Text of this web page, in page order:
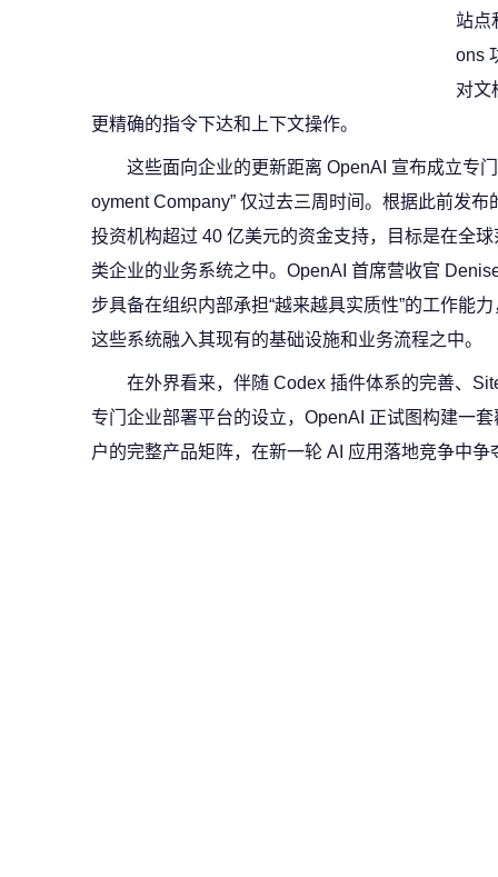
站点
ons
对文
更精确的指令下达和上下文操作。
这些面向企业的更新距离 OpenAI 宣布成立专
oyment Company” 仅过去三周时间。根据此前发
投资机构超过 40 亿美元的资金支持，目标是在全
类企业的业务系统之中。OpenAI 首席营收官
步具备在组织内部承担“越来越具实质性”的工作能
这些系统融入其现有的基础设施和业务流程之中。
在外界看来，伴随 Codex 插件体系的完善、
专门企业部署平台的设立，OpenAI 正试图构建一
户的完整产品矩阵，在新一轮 AI 应用落地竞争中争